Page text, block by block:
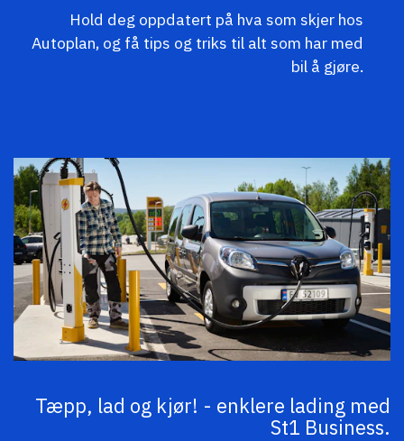
Hold deg oppdatert på hva som skjer hos
Autoplan, og få tips og triks til alt som har med
bil å gjøre.
Tæpp, lad og kjør! - enklere lading med
St1 Business.